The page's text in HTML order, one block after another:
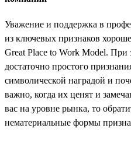
Уважение и поддержка в
из ключевых признаков
Great Place to Work Model. При
достаточно простого
символической наградой и
важно, когда их ценят и
вас на уровне рынка, то
нематериальные формы